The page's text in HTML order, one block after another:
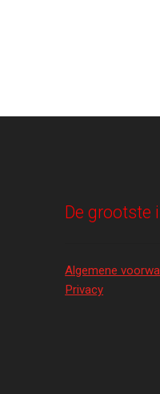
De grootste
Algemene
Privacy